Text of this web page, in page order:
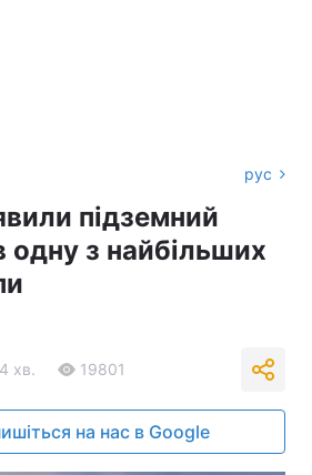
рус
підземний
одну з найбільших
4 хв. 19801
на нас в Google